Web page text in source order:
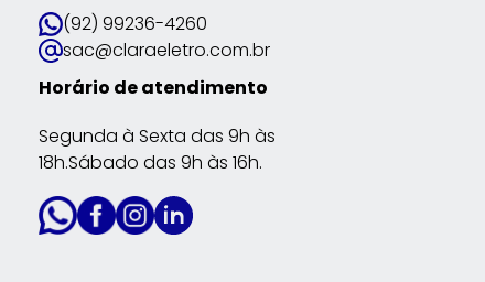
(92) 99236-4260
sac@claraeletro.com.br
Horário de atendimento
Segunda à Sexta das 9h às
18h.Sábado das 9h às 16h.